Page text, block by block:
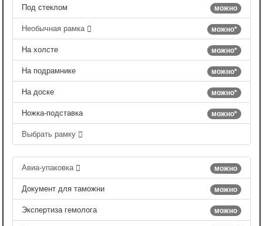
можно
Под стеклом
можно*
Необычная рамка
можно*
На холсте
можно*
На подрамнике
можно*
На доске
можно*
Ножка-подставка
Выбрать рамку
можно
Авиа-упаковка
можно
Документ для таможни
можно
Экспертиза гемолога